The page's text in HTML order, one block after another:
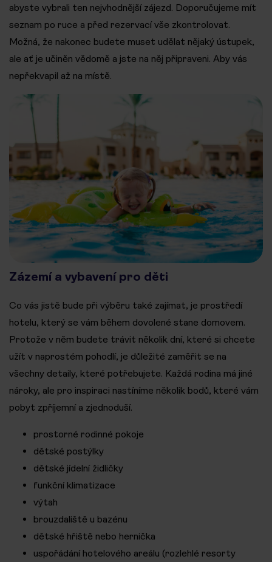
abyste vybrali ten nejvhodnější zájezd. Doporučujeme mít
seznam po ruce a před rezervací vše zkontrolovat.
Možná, že nakonec budete muset udělat nějaký ústupek,
ale ať je učiněn vědomě a jste na něj připraveni. Aby vás
nepřekvapil až na místě.
Zázemí a vybavení pro děti
Co vás jistě bude při výběru také zajímat, je prostředí
hotelu, který se vám během dovolené stane domovem.
Protože v něm budete trávit několik dní, které si chcete
užít v naprostém pohodlí, je důležité zaměřit se na
všechny detaily, které potřebujete. Každá rodina má jiné
nároky, ale pro inspiraci nastíníme několik bodů, které vám
pobyt zpříjemní a zjednoduší.
prostorné rodinné pokoje
dětské postýlky
dětské jídelní židličky
funkční klimatizace
výtah
brouzdaliště u bazénu
dětské hřiště nebo hernička
uspořádání hotelového areálu (rozlehlé resorty